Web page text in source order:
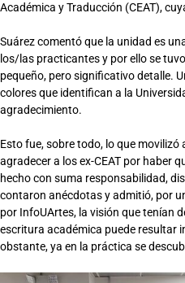
Académica y Traducción (CEAT),
Suárez comentó que la unidad es
los/las practicantes y por ello se
pequeño, pero significativo detalle.
colores que identifican a la
agradecimiento.
Esto fue, sobre todo, lo que
agradecer a los ex-CEAT por haber
hecho con suma responsabilidad,
contaron anécdotas y admitió, por
por InfoUArtes, la visión que tenían
escritura académica puede resultar
obstante, ya en la práctica se